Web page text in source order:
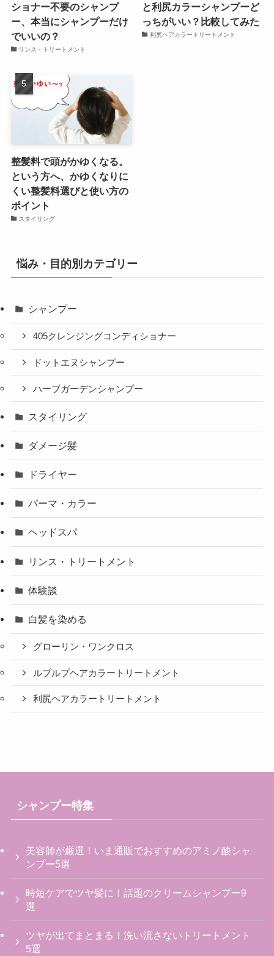
ショナー不要のシャンプ
ー、本当にシャンプーだけ
でいいの？
リンス・トリートメント
と利尻カラーシャンプーど
っちがいい？比較してみた
利尻ヘアカラートリートメント
整髪料で頭がかゆくなる。
という方へ、かゆくなりに
くい整髪料選びと使い方の
ポイント
スタイリング
悩み・目的別カテゴリー
シャンプー
405クレンジングコンディショナー
ドットエヌシャンプー
ハーブガーデンシャンプー
スタイリング
ダメージ髪
ドライヤー
パーマ・カラー
ヘッドスパ
リンス・トリートメント
体験談
白髪を染める
グローリン・ワンクロス
ルプルプヘアカラートリートメント
利尻ヘアカラートリートメント
シャンプー特集
美容師が厳選！いま通販でおすすめのアミノ酸シャ
ンプー5選
時短ケアでツヤ髪に！話題のクリームシャンプー9
選
ツヤが出てまとまる！洗い流さないトリートメント
5選